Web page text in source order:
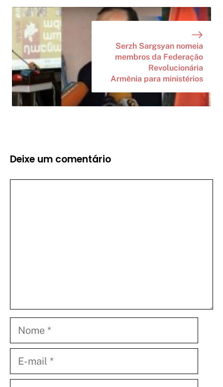
Serzh Sargsyan nomeia
membros da Federação
Revolucionária
Armênia para ministérios
Deixe um comentário
mail